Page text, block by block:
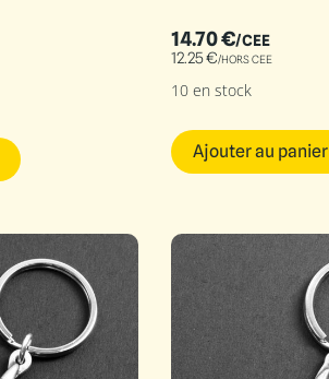
14.70€/CEE
12.25€/HORS CEE
10 en stock
Ajouter au panier